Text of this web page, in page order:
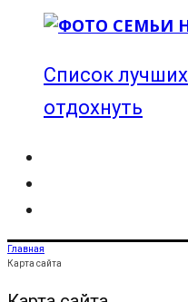
Список
отдохнуть
Главная
Карта сайта